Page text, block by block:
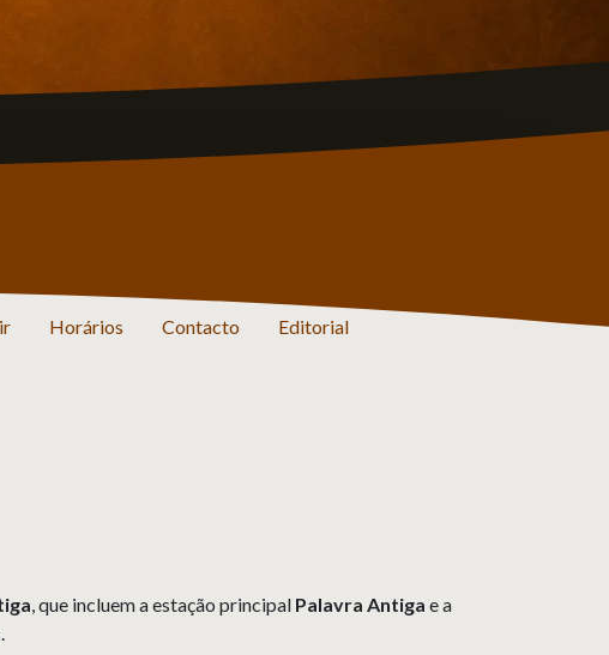
Horários Contacto Editorial
, que incluem a estação principal Palavra Antiga e a
.